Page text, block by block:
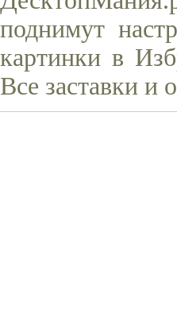
поднимут
картинки в
Все заставки и